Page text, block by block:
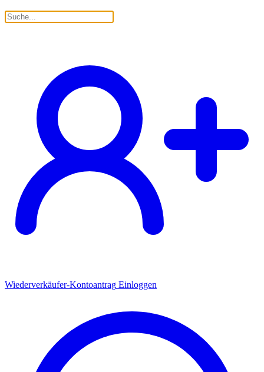
Wiederverkäufer-Kontoantrag Einloggen